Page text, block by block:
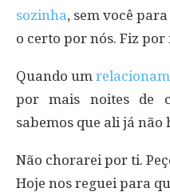
sozinha, sem você
o certo por nós. Fiz por
Quando um
por mais noites de
sabemos que ali já
Não chorarei por ti.
Hoje nos reguei para